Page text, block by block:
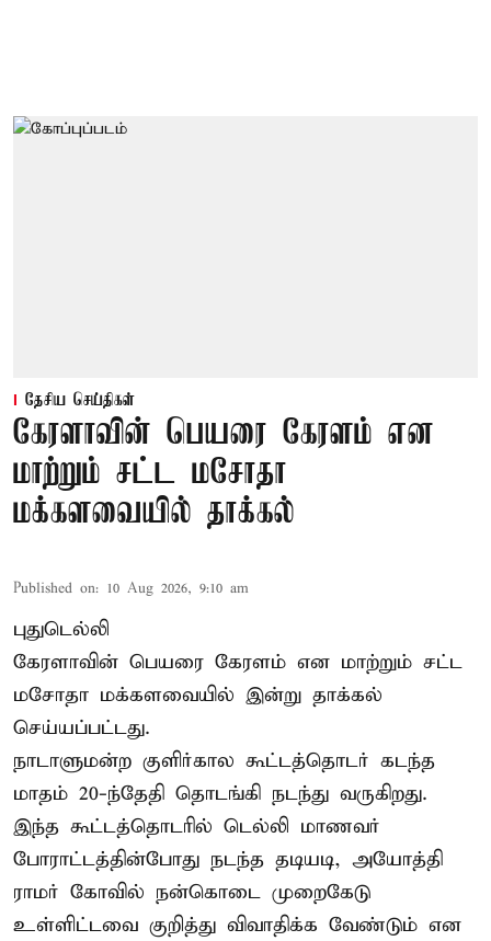
தேசிய செய்திகள்
கேரளாவின் பெயரை கேரளம் என
மாற்றும் சட்ட மசோதா
மக்களவையில் தாக்கல்
Published on: 10 Aug 2026, 9:10 am
புதுடெல்லி
கேரளாவின் பெயரை கேரளம் என மாற்றும் சட்ட
மசோதா மக்களவையில் இன்று தாக்கல்
செய்யப்பட்டது.
நாடாளுமன்ற குளிர்கால கூட்டத்தொடர் கடந்த
மாதம் 20-ந்தேதி தொடங்கி நடந்து வருகிறது.
இந்த கூட்டத்தொடரில் டெல்லி மாணவர்
போராட்டத்தின்போது நடந்த தடியடி, அயோத்தி
ராமர் கோவில் நன்கொடை முறைகேடு
உள்ளிட்டவை குறித்து விவாதிக்க வேண்டும் என